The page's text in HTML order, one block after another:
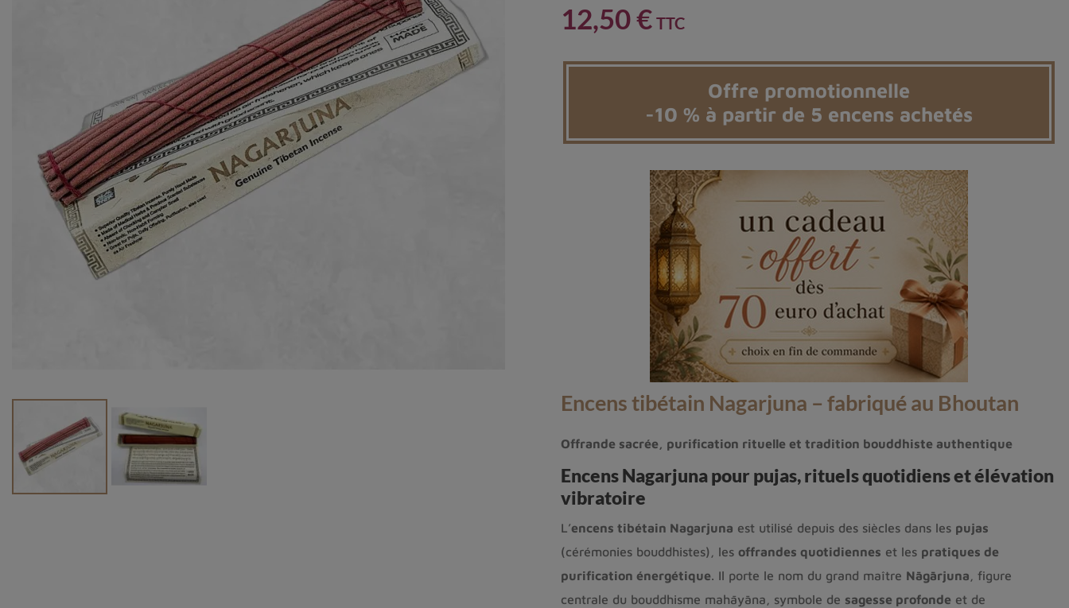
12,50 € TTC
Offre promotionnelle
-10 % à partir de 5 encens achetés
Encens tibétain Nagarjuna – fabriqué au Bhoutan
Offrande sacrée, purification rituelle et tradition bouddhiste authentique
Encens Nagarjuna pour pujas, rituels quotidiens et élévation
vibratoire
L’encens tibétain Nagarjuna est utilisé depuis des siècles dans les pujas
(cérémonies bouddhistes), les offrandes quotidiennes et les pratiques de
purification énergétique. Il porte le nom du grand maître Nāgārjuna , figure
centrale du bouddhisme mahāyāna, symbole de sagesse profonde et de